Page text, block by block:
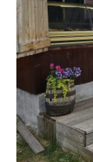
26742847